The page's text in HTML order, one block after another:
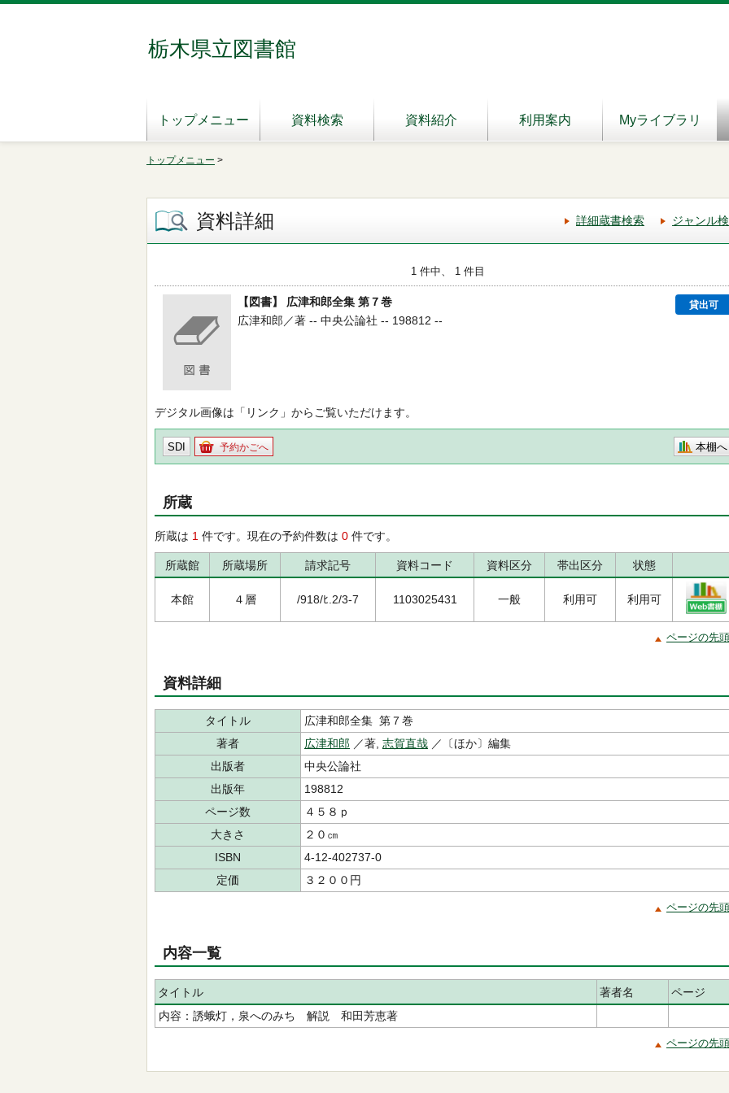
栃木県立図書館
トップメニュー 資料検索 資料紹介 利用案内 Myライブラリ
トップメニュー >
資料詳細 詳細蔵書検索 ジャンル
1 件中、 1 件目
【図書】 広津和郎全集 第７巻 貸出可
広津和郎／著 -- 中央公論社 -- 198812 --
デジタル画像は「リンク」からご覧いただけます。
SDI 予約かごへ 本棚へ
所蔵
所蔵は 1 件です。現在の予約件数は 0 件です。
所蔵館 所蔵場所 請求記号 資料コード 資料区分 帯出区分 状態
本館 ４層 /918/ﾋ.2/3-7 1103025431 一般 利用可 利用可
ページの先
資料詳細
タイトル
広津和郎全集 第７巻
著者
広津和郎 ／著, 志賀直哉 ／〔ほか〕編集
出版者
中央公論社
出版年
198812
ページ数
４５８ｐ
大きさ
２０㎝
ISBN
4-12-402737-0
定価
３２００円
ページの先
内容一覧
タイトル 著者名
ページ
内容：誘蛾灯，泉へのみち 解説 和田芳恵著
ページの先